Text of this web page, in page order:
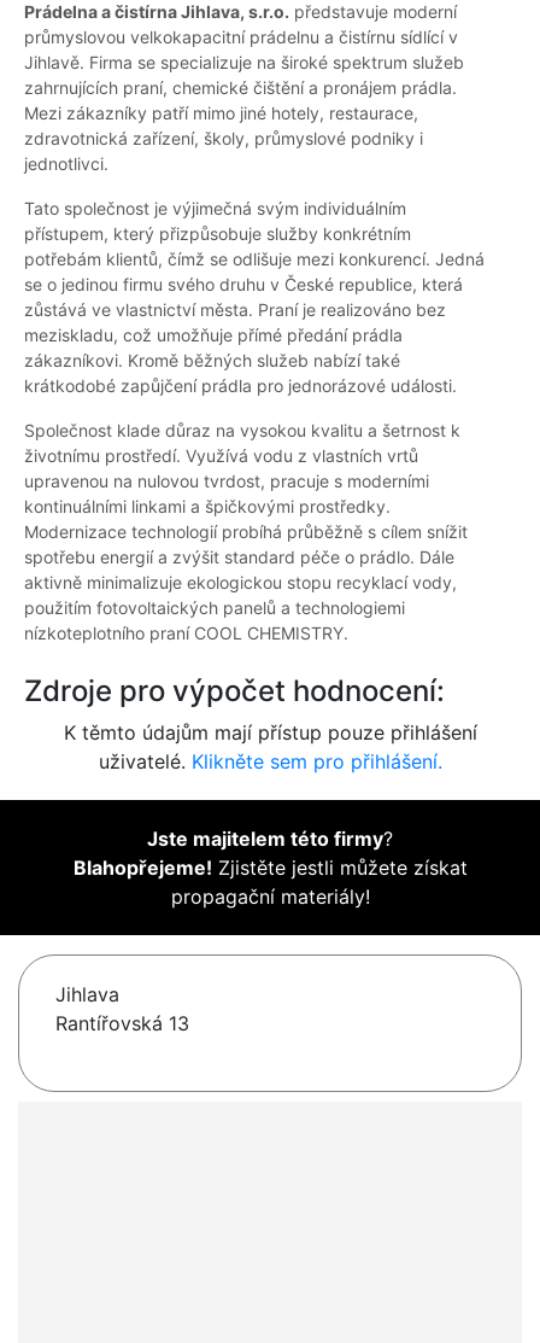
Prádelna a čistírna Jihlava, s.r.o. představuje moderní
průmyslovou velkokapacitní prádelnu a čistírnu sídlící v
Jihlavě. Firma se specializuje na široké spektrum služeb
zahrnujících praní, chemické čištění a pronájem prádla.
Mezi zákazníky patří mimo jiné hotely, restaurace,
zdravotnická zařízení, školy, průmyslové podniky i
jednotlivci.
Tato společnost je výjimečná svým individuálním
přístupem, který přizpůsobuje služby konkrétním
potřebám klientů, čímž se odlišuje mezi konkurencí. Jedná
se o jedinou firmu svého druhu v České republice, která
zůstává ve vlastnictví města. Praní je realizováno bez
meziskladu, což umožňuje přímé předání prádla
zákazníkovi. Kromě běžných služeb nabízí také
krátkodobé zapůjčení prádla pro jednorázové události.
Společnost klade důraz na vysokou kvalitu a šetrnost k
životnímu prostředí. Využívá vodu z vlastních vrtů
upravenou na nulovou tvrdost, pracuje s moderními
kontinuálními linkami a špičkovými prostředky.
Modernizace technologií probíhá průběžně s cílem snížit
spotřebu energií a zvýšit standard péče o prádlo. Dále
aktivně minimalizuje ekologickou stopu recyklací vody,
použitím fotovoltaických panelů a technologiemi
nízkoteplotního praní COOL CHEMISTRY.
Zdroje pro výpočet hodnocení:
K těmto údajům mají přístup pouze přihlášení
uživatelé. Klikněte sem pro přihlášení.
Jste majitelem této firmy?
Blahopřejeme! Zjistěte jestli můžete získat
propagační materiály!
Jihlava
Rantířovská 13